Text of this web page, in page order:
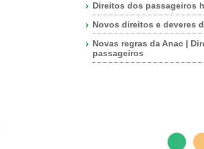
Direitos dos passageiros
Novos direitos e deveres
Novas regras da Anac |
passageiros